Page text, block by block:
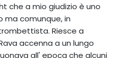
che a mio giudizio è uno
ma comunque, in
Riesce a
accenna a un lungo
all' epoca che alcuni